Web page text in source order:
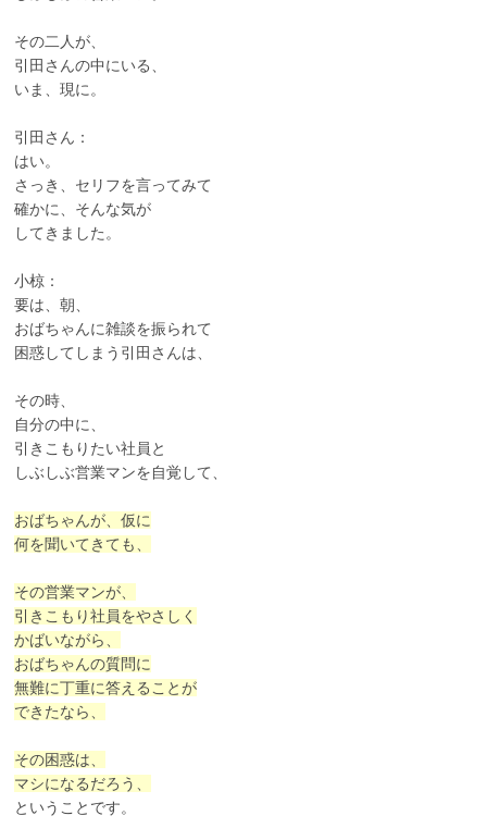
その二人が、
引田さんの中にいる、
いま、現に。
引田さん：
はい。
さっき、セリフを言ってみて
確かに、そんな気が
してきました。
小椋：
要は、朝、
おばちゃんに雑談を振られて
困惑してしまう引田さんは、
その時、
自分の中に、
引きこもりたい社員と
しぶしぶ営業マンを自覚して、
おばちゃんが、仮に
何を聞いてきても、
その営業マンが、
引きこもり社員をやさしく
かばいながら、
おばちゃんの質問に
無難に丁重に答えることが
できたなら、
その困惑は、
マシになるだろう、
ということです。